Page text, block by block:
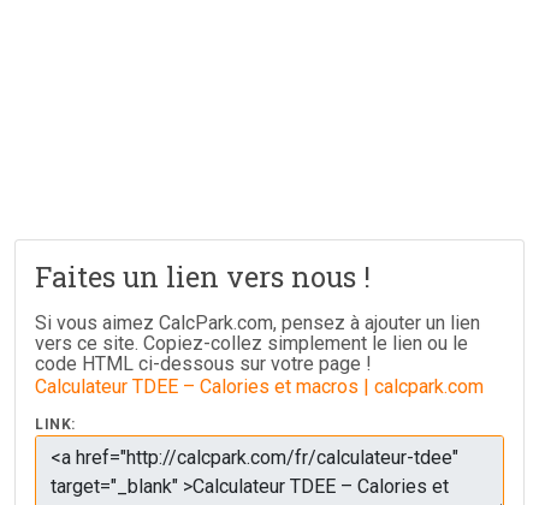
Faites un lien vers nous !
Si vous aimez CalcPark.com, pensez à ajouter un lien
vers ce site. Copiez-collez simplement le lien ou le
code HTML ci-dessous sur votre page !
Calculateur TDEE – Calories et macros | calcpark.com
LINK: